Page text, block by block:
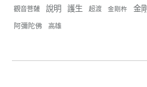
#基隆榮服處
#花蓮榮家
觀音菩薩 說明 護生 超渡 金剛杵 金
阿彌陀佛 高雄